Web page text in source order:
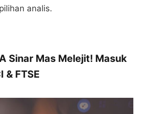
analis.
Sinar Mas Melejit! Masuk
& FTSE